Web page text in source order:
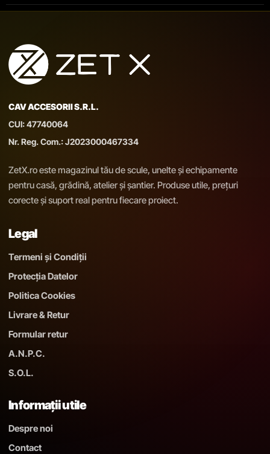
CAV ACCESORII S.R.L.
CUI: 47740064
Nr. Reg. Com.: J2023000467334
ZetX.ro este magazinul tău de scule, unelte și echipamente
pentru casă, grădină, atelier și șantier. Produse utile, prețuri
corecte și suport real pentru fiecare proiect.
Legal
Termeni și Condiții
Protecția Datelor
Politica Cookies
Livrare & Retur
Formular retur
A.N.P.C.
S.O.L.
Informații utile
Despre noi
Contact